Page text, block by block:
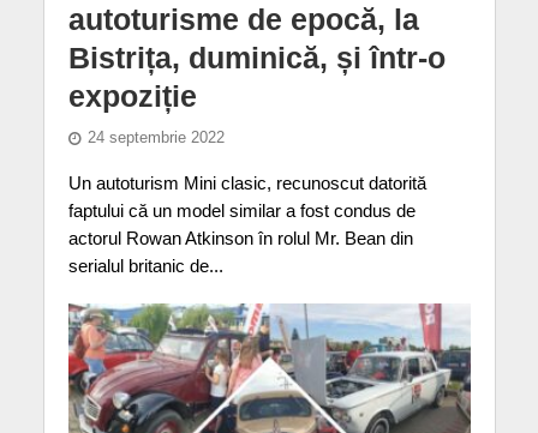
autoturisme de epocă, la
Bistrița, duminică, și într-o
expoziție
24 septembrie 2022
Un autoturism Mini clasic, recunoscut datorită
faptului că un model similar a fost condus de
actorul Rowan Atkinson în rolul Mr. Bean din
serialul britanic de...